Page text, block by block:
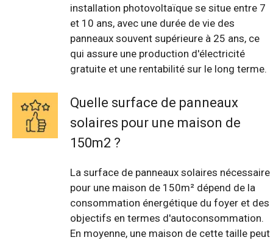
installation photovoltaïque se situe entre 7
et 10 ans, avec une durée de vie des
panneaux souvent supérieure à 25 ans, ce
qui assure une production d'électricité
gratuite et une rentabilité sur le long terme.
Quelle surface de panneaux
solaires pour une maison de
150m2 ?
La surface de panneaux solaires nécessaire
pour une maison de 150m² dépend de la
consommation énergétique du foyer et des
objectifs en termes d'autoconsommation.
En moyenne, une maison de cette taille peut